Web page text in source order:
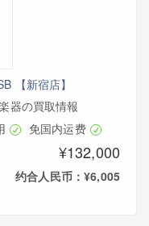
【新宿店】
器の買取情報
免国内运费
¥132,000
约合人民币：¥6,005